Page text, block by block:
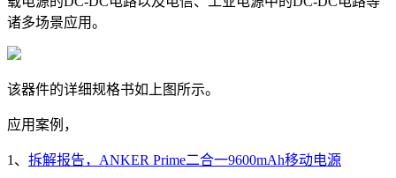
诸多场景应用。
该器件的详细规格书如上图所示。
应用案例，
1、 拆解报告，ANKER Prime二合一9600mAh移动电源